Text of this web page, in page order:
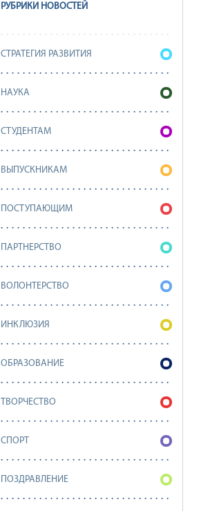
РУБРИКИ НОВОСТЕЙ
СТРАТЕГИЯ РАЗВИТИЯ
НАУКА
СТУДЕНТАМ
ВЫПУСКНИКАМ
ПОСТУПАЮЩИМ
ПАРТНЕРСТВО
ВОЛОНТЕРСТВО
ИНКЛЮЗИЯ
ОБРАЗОВАНИЕ
ТВОРЧЕСТВО
СПОРТ
ПОЗДРАВЛЕНИЕ